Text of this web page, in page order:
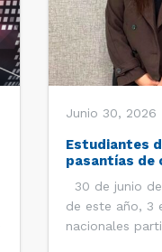
Junio 30, 2026
Estudiantes
pasantías de
30 de junio
de este año, 3
nacionales